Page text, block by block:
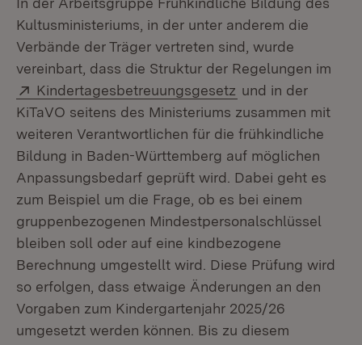
Kultusministeriums, in der unter anderem die
Verbände der Träger vertreten sind, wurde
vereinbart, dass die Struktur der Regelungen im
Extern:
Kindertagesbetreuungsgesetz (Öffnet in neuem
und in der
KiTaVO seitens des Ministeriums zusammen mit
weiteren Verantwortlichen für die frühkindliche
Bildung in Baden-Württemberg auf möglichen
Anpassungsbedarf geprüft wird. Dabei geht es
zum Beispiel um die Frage, ob es bei einem
gruppenbezogenen Mindestpersonalschlüssel
bleiben soll oder auf eine kindbezogene
Berechnung umgestellt wird. Diese Prüfung wird
so erfolgen, dass etwaige Änderungen an den
Vorgaben zum Kindergartenjahr 2025/26
umgesetzt werden können. Bis zu diesem